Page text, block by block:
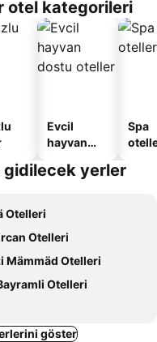
otel kategorileri
Evcil
hayvan
oteller
Spa
gidilecek yerler
Otelleri
Otelleri
Mämmäd Otelleri
Otelleri
göster